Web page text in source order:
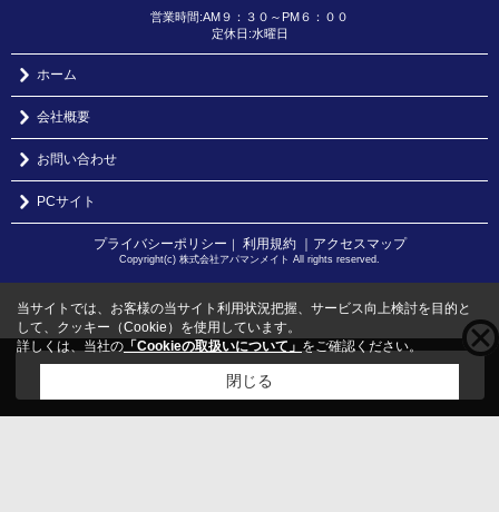
営業時間:AM９：３０～PM６：００
定休日:水曜日
ホーム
会社概要
お問い合わせ
PCサイト
プライバシーポリシー 利用規約 ｜アクセスマップ
Copyright(c) 株式会社アパマンメイト All rights reserved.
こちらの物件をご覧の方にお勧めな物件
当サイトでは、お客様の当サイト利用状況把握、サービス向上検討を目的と
して、クッキー（Cookie）を使用しています。
詳しくは、当社の 「Cookieの取扱いについて」 をご確認ください。
閉じる